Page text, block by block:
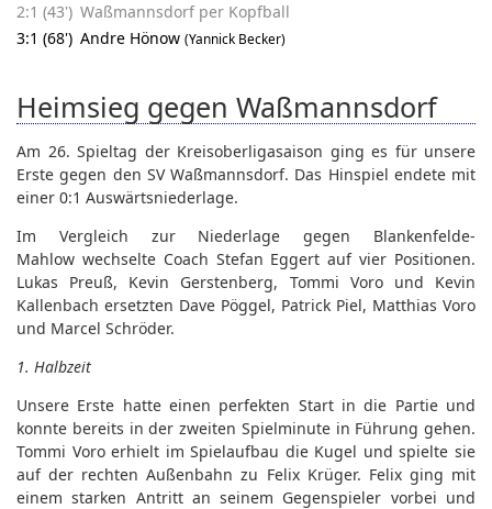
2:1 (43') Waßmannsdorf per Kopfball
3:1 (68') Andre Hönow (Yannick Becker)
Heimsieg gegen Waßmannsdorf
Am 26. Spieltag der Kreisoberligasaison ging es für unsere
Erste gegen den SV Waßmannsdorf. Das Hinspiel endete mit
einer 0:1 Auswärtsniederlage.
Im Vergleich zur Niederlage gegen Blankenfelde-
Mahlow wechselte Coach Stefan Eggert auf vier Positionen.
Lukas Preuß, Kevin Gerstenberg, Tommi Voro und Kevin
Kallenbach ersetzten Dave Pöggel, Patrick Piel, Matthias Voro
und Marcel Schröder.
1. Halbzeit
Unsere Erste hatte einen perfekten Start in die Partie und
konnte bereits in der zweiten Spielminute in Führung gehen.
Tommi Voro erhielt im Spielaufbau die Kugel und spielte sie
auf der rechten Außenbahn zu Felix Krüger. Felix ging mit
einem starken Antritt an seinem Gegenspieler vorbei und